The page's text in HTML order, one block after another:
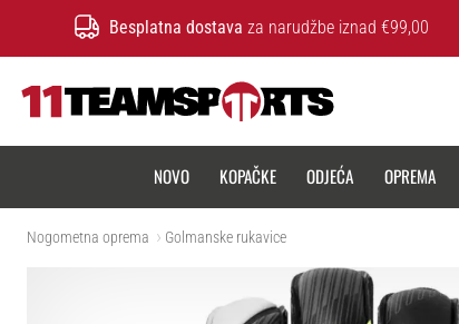
Besplatna dostava za narudžbe iznad €99,00
NOVO KOPAČKE ODJEĆA OPREMA
Nogometna oprema Golmanske rukavice